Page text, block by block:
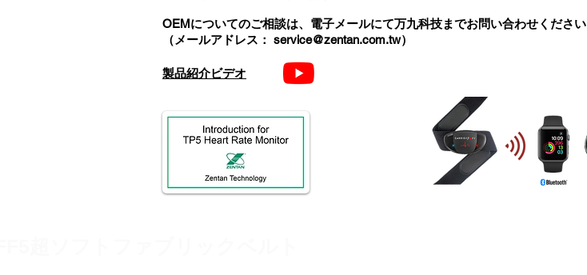
OEMについてのご相談は、電子メールにて万九科技までお問い合わせください
（メールアドレス： service@zentan.com.tw）
製品紹介ビデオ